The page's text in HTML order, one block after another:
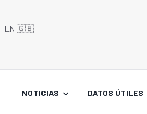
EN 🇬🇧󠁢󠁥󠁮󠁧󠁿
NOTICIAS DATOS ÚTILES